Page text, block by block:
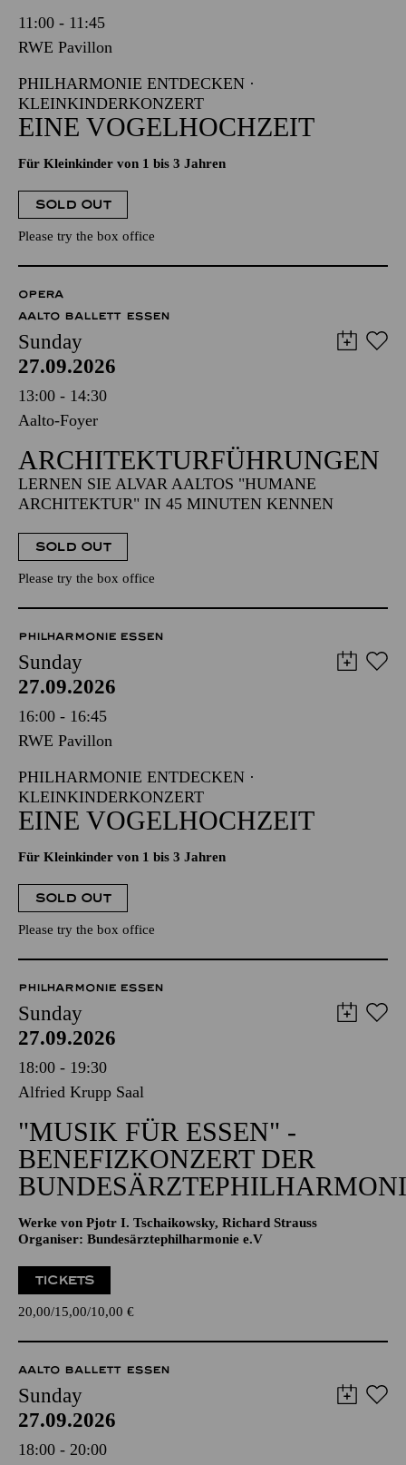
11:00 - 11:45
RWE Pavillon
PHILHARMONIE ENTDECKEN ·
KLEINKINDERKONZERT
EINE VOGELHOCHZEIT
Für Kleinkinder von 1 bis 3 Jahren
SOLD OUT
Please try the box office
OPERA
AALTO BALLETT ESSEN
Sunday
27.09.2026
13:00 - 14:30
Aalto-Foyer
ARCHITEKTUR­FÜHRUNGEN
LERNEN SIE ALVAR AALTOS "HUMANE
ARCHITEKTUR" IN 45 MINUTEN KENNEN
SOLD OUT
Please try the box office
PHILHARMONIE ESSEN
Sunday
27.09.2026
16:00 - 16:45
RWE Pavillon
PHILHARMONIE ENTDECKEN ·
KLEINKINDERKONZERT
EINE VOGELHOCHZEIT
Für Kleinkinder von 1 bis 3 Jahren
SOLD OUT
Please try the box office
PHILHARMONIE ESSEN
Sunday
27.09.2026
18:00 - 19:30
Alfried Krupp Saal
"MUSIK FÜR ESSEN" -
BENEFIZKONZERT DER
Werke von Pjotr I. Tschaikowsky, Richard Strauss
Organiser: Bundesärztephilharmonie e.V
TICKETS
20,00 15,00 10,00 €
AALTO BALLETT ESSEN
Sunday
27.09.2026
18:00 - 20:00